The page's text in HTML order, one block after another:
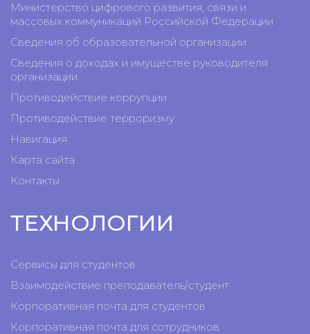
Министерство цифрового развития, связи и
массовых коммуникаций Российской Федерации
Сведения об образовательной организации
Сведения о доходах и имуществе руководителя
организации
Противодействие коррупции
Противодействие терроризму
Навигация
Карта сайта
Контакты
ТЕХНОЛОГИИ
Сервисы для студентов
Взаимодействие преподаватель/студент
Корпоративная почта для студентов
Корпоративная почта для сотрудников